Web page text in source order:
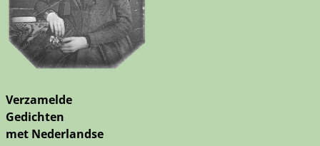
Verzamelde
Gedichten
met Nederlandse